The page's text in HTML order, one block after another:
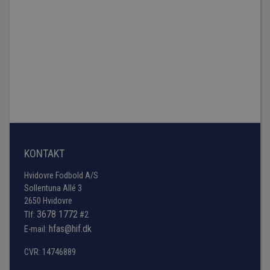
KONTAKT
Hvidovre Fodbold A/S
Sollentuna Allé 3
2650 Hvidovre
Tlf: 3678 1772 #2
E-mail: hfas@hif.dk
CVR: 14746889